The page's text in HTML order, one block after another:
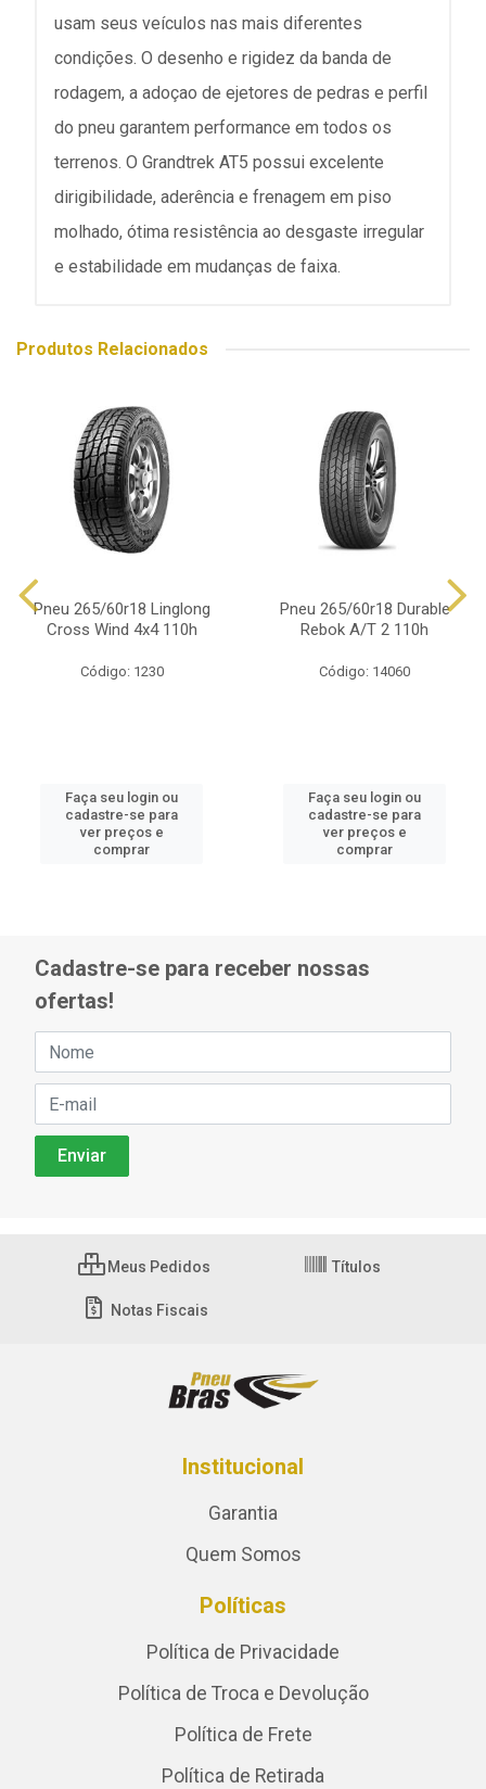
usam seus veículos nas mais diferentes
condições. O desenho e rigidez da banda de
rodagem, a adoçao de ejetores de pedras e perfil
do pneu garantem performance em todos os
terrenos. O Grandtrek AT5 possui excelente
dirigibilidade, aderência e frenagem em piso
molhado, ótima resistência ao desgaste irregular
e estabilidade em mudanças de faixa.
Produtos Relacionados
Pneu 265/60r18 Linglong
Cross Wind 4x4 110h
Código: 1230
Faça seu login ou
cadastre-se para
ver preços e
comprar
Pneu 265/60r18 Durable
Rebok A/T 2 110h
Código: 14060
Faça seu login ou
cadastre-se para
ver preços e
comprar
Cadastre-se para receber nossas
ofertas!
Meus Pedidos Títulos
Notas Fiscais
Institucional
Garantia
Quem Somos
Políticas
Política de Privacidade
Política de Troca e Devolução
Política de Frete
Política de Retirada